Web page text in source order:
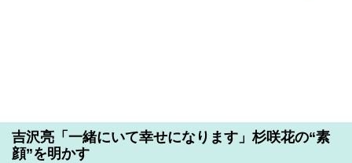
吉沢亮「一緒にいて幸せになります」杉咲花の“素
顔”を明かす